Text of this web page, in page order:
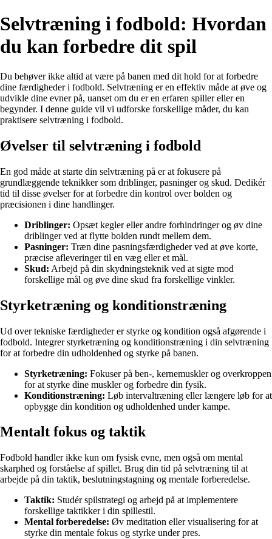
Selvtræning i fodbold: Hvordan
du kan forbedre dit spil
Du behøver ikke altid at være på banen med dit hold for at forbedre
dine færdigheder i fodbold. Selvtræning er en effektiv måde at øve og
udvikle dine evner på, uanset om du er en erfaren spiller eller en
begynder. I denne guide vil vi udforske forskellige måder, du kan
praktisere selvtræning i fodbold.
Øvelser til selvtræning i fodbold
En god måde at starte din selvtræning på er at fokusere på
grundlæggende teknikker som driblinger, pasninger og skud. Dedikér
tid til disse øvelser for at forbedre din kontrol over bolden og
præcisionen i dine handlinger.
Driblinger: Opsæt kegler eller andre forhindringer og øv dine
driblinger ved at flytte bolden rundt mellem dem.
Pasninger: Træn dine pasningsfærdigheder ved at øve korte,
præcise afleveringer til en væg eller et mål.
Skud: Arbejd på din skydningsteknik ved at sigte mod
forskellige mål og øve dine skud fra forskellige vinkler.
Styrketræning og konditionstræning
Ud over tekniske færdigheder er styrke og kondition også afgørende i
fodbold. Integrer styrketræning og konditionstræning i din selvtræning
for at forbedre din udholdenhed og styrke på banen.
Styrketræning: Fokuser på ben-, kernemuskler og overkroppen
for at styrke dine muskler og forbedre din fysik.
Konditionstræning: Løb intervaltræning eller længere løb for at
opbygge din kondition og udholdenhed under kampe.
Mentalt fokus og taktik
Fodbold handler ikke kun om fysisk evne, men også om mental
skarphed og forståelse af spillet. Brug din tid på selvtræning til at
arbejde på din taktik, beslutningstagning og mentale forberedelse.
Taktik: Studér spilstrategi og arbejd på at implementere
forskellige taktikker i din spillestil.
Mental forberedelse: Øv meditation eller visualisering for at
styrke din mentale fokus og styrke under pres.